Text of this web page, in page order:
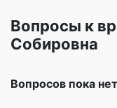
Вопросы к
Собировна
Вопросов пока нет